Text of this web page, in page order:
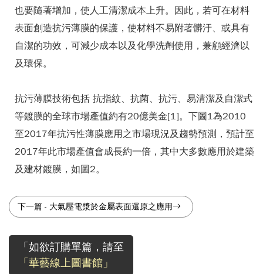
也要隨著增加，使人工清潔成本上升。因此，若可在材料
表面創造抗污薄膜的保護，使材料不易附著髒汙、或具有
自潔的功效，可減少成本以及化學洗劑使用，兼顧經濟以
及環保。
抗污薄膜技術包括 抗指紋、抗菌、抗污、易清潔及自潔式
等鍍膜的全球市場產值約有20億美金[1]。下圖1為2010
至2017年抗污性薄膜應用之市場現況及趨勢預測，預計至
2017年此市場產值會成長約一倍，其中大多數應用於建築
及建材鍍膜，如圖2。
下一篇 - 大氣壓電漿於金屬表面還原之應用
「如欲訂購單篇，請至
「華藝線上圖書館」